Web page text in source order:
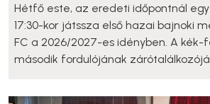
Hétfő este, az eredeti időpontnál
17:30-kor játssza első hazai bajnoki
FC a 2026/2027-es idényben. A kék-
második fordulójának zárótalálkozóján